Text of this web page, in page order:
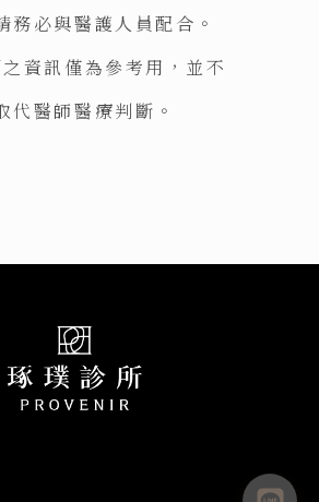
務必與醫護人員配合。
資訊僅為參考用，並不
代醫師醫療判斷。